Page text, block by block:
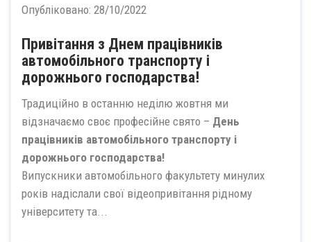
Опубліковано: 28/10/2022
Привітання з Днем працівників
автомобільного транспорту і
дорожнього господарства!
Традиційно в останню неділю жовтня ми
відзначаємо своє професійне свято – День
працівників автомобільного транспорту і
дорожнього господарства!
Випускники автомобільного факультету минулих
років надіслали свої відеопривітання рідному
університету та...